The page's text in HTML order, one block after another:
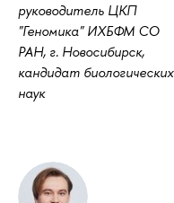
руководитель ЦКП
"Геномика" ИХБФМ СО
РАН, г. Новосибирск,
кандидат биологических
наук